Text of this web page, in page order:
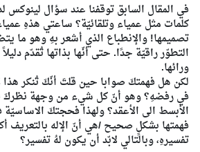
في المقال السابق توقفنا عند سؤال لينوكس
كلمات مثل عمياء وتلقائيّة؟ ساعتي هذهِ
تصميمها! والإنطباع الذي أشعر بهِ وهو ما
التطوّر راقيّة جدًا. حتى أنّها بذاتها تُقدّم
ورائها.
لكن هل فهمتكَ صوابا حين قلتَ أنّكَ تُنكر
في رفضهِ؟ وهو أنّ كل شيء من وجهة نظركَ
الأبسط الى الأعقد؟ ولهذا فحجتكَ
فهمتها بشكلٍ صحيح /هي أنّ الإله بالتعريف
تفسيرهِ، وبالتالي لابّد أن يكون لهُ تفسير؟